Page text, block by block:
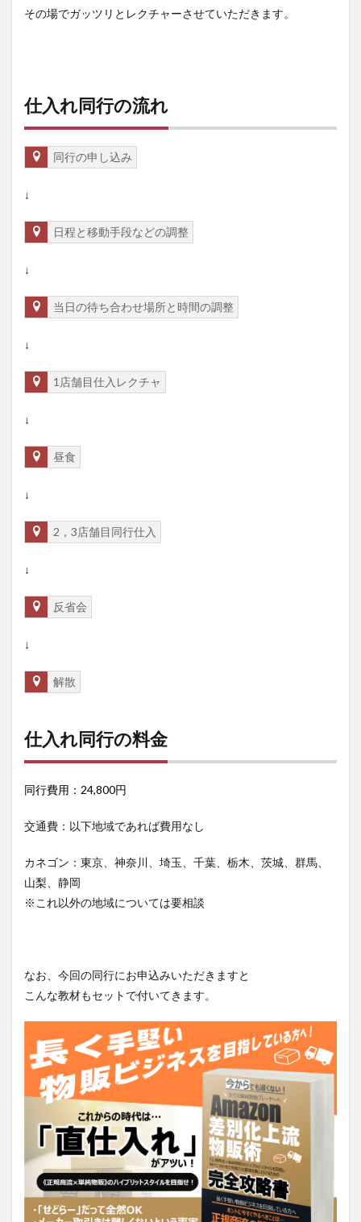
その場でガッツリとレクチャーさせていただきます。
仕入れ同行の流れ
同行の申し込み
↓
日程と移動手段などの調整
↓
当日の待ち合わせ場所と時間の調整
↓
1店舗目仕入レクチャ
↓
昼食
↓
2，3店舗目同行仕入
↓
反省会
↓
解散
仕入れ同行の料金
同行費用：24,800円
交通費：以下地域であれば費用なし
カネゴン：東京、神奈川、埼玉、千葉、栃木、茨城、群馬、
山梨、静岡
※これ以外の地域については要相談
なお、今回の同行にお申込みいただきますと
こんな教材もセットで付いてきます。